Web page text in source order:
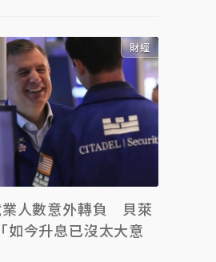
財經
業人數意外轉負 貝萊
如今升息已沒太大意